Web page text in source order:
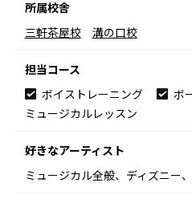
所属校舎
三軒茶屋校
溝の口校
担当コース
ボイストレーニング
ボ
ミュージカルレッスン
好きなアーティスト
ミュージカル全般、ディズニー